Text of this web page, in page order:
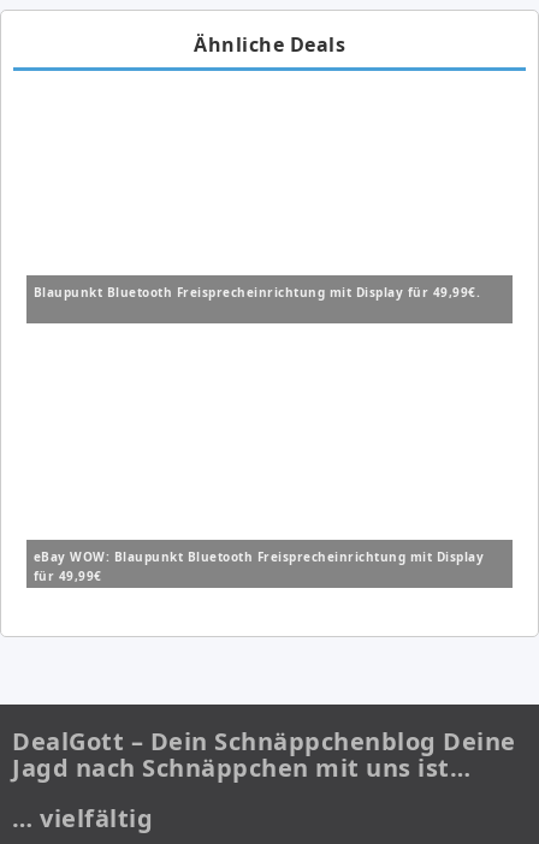
Ähnliche Deals
Blaupunkt Bluetooth Freisprecheinrichtung mit Display für 49,99€.
eBay WOW: Blaupunkt Bluetooth Freisprecheinrichtung mit Display
für 49,99€
DealGott – Dein Schnäppchenblog Deine
Jagd nach Schnäppchen mit uns ist…
… vielfältig